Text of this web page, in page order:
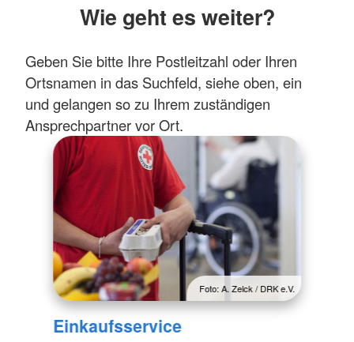
Wie geht es weiter?
Geben Sie bitte Ihre Postleitzahl oder Ihren
Ortsnamen in das Suchfeld, siehe oben, ein
und gelangen so zu Ihrem zuständigen
Ansprechpartner vor Ort.
Foto: A. Zelck / DRK e.V.
Einkaufsservice